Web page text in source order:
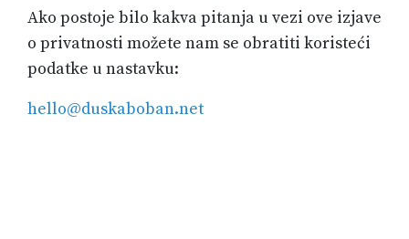
Ako postoje bilo kakva pitanja u vezi ove izjave
o privatnosti možete nam se obratiti koristeći
podatke u nastavku:
hello@duskaboban.net